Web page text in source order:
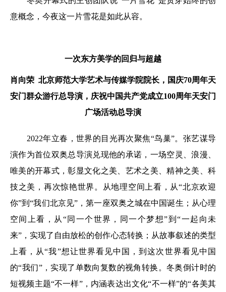
意概念，今夜这一片雪花是如此从容。
一次东方美学的回归与超越
肖向荣 北京师范大学艺术与传媒学院院长， 国庆70周年天
安门群众游行总导演， 庆祝中国共产党成立100周年天安门
广场活动总导演
2022年立春，世界的目光再次聚焦“鸟巢”。张艺谋导
演作为首位双奥总导演兑现他的承诺，一场空灵、浪漫、
唯美的开幕式，彰显文化之美、艺术之美、精神之美、科
技之美，再次惊艳世界。从地理空间上看，从“北京欢迎
你”到“我们北京见”，第一座双奥之城在中国诞生；从心理
空间上看，从“同一个世界，同一个梦想”到“一起向未
来”，实现了自由放松的创作心态转换；从故事叙述的类型
上看，从“我”想让世界看见中国，到这次世界看见中国
的“我们”，实现了单数向复数的视角转换。冬奥倒计时的
短视频主题“不一样”，内涵表达出文化“不一样”的“各美其